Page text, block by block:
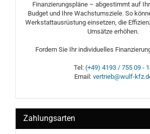
Finanzierungspläne – abgestimmt auf
Budget und Ihre Wachstumsziele. So
Werkstattausrüstung einsetzen, die
Umsätze erhöhen.
Fordern Sie Ihr individuelles
Tel: (+49) 4193 / 755 09 -
Email: vertrieb@wulf-
Zahlungsarten